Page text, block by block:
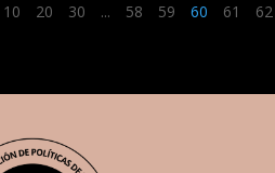
10 20 30 ... 58 59 60 61 62